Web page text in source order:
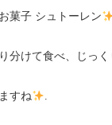
菓子 シュトーレン
分けて食べ、じっ
すね
.